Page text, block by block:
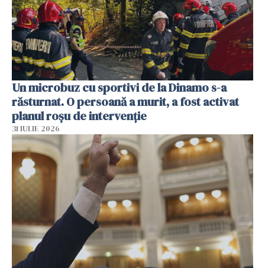
Un microbuz cu sportivi de la Dinamo s-a
răsturnat. O persoană a murit, a fost activat
planul roșu de intervenție
31 IULIE 2026